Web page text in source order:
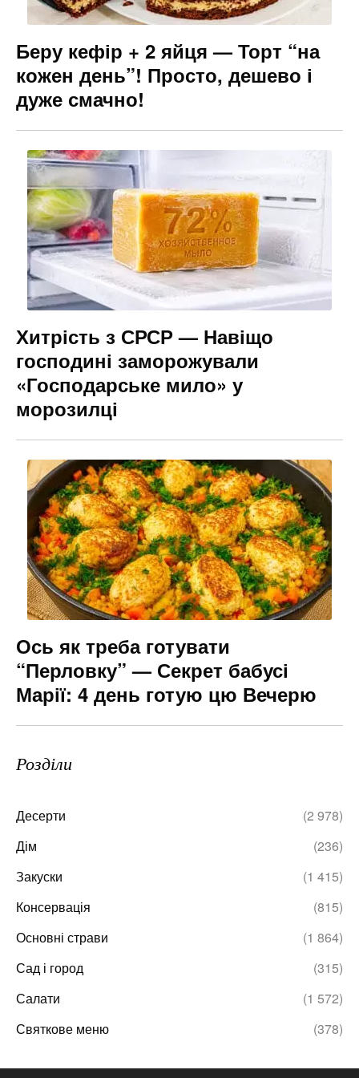
Беру кефір + 2 яйця — Торт “на
кожен день”! Просто, дешево і
дуже смачно!
Хитрість з СРСР — Навіщо
господині заморожували
«Господарське мило» у
морозилці
Ось як треба готувати
“Перловку” — Секрет бабусі
Марії: 4 день готую цю Вечерю
Розділи
Десерти
(2 978)
Дім
(236)
Закуски
(1 415)
Консервація
(815)
Основні страви
(1 864)
Сад і город
(315)
Салати
(1 572)
Святкове меню
(378)